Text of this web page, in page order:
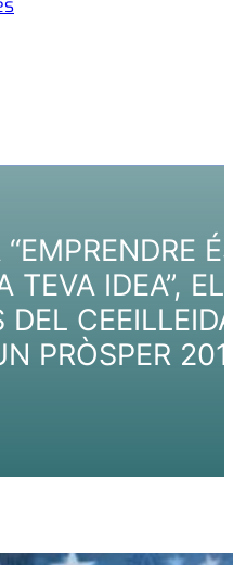
TEVA IDEA”,
DEL
PRÒSPER